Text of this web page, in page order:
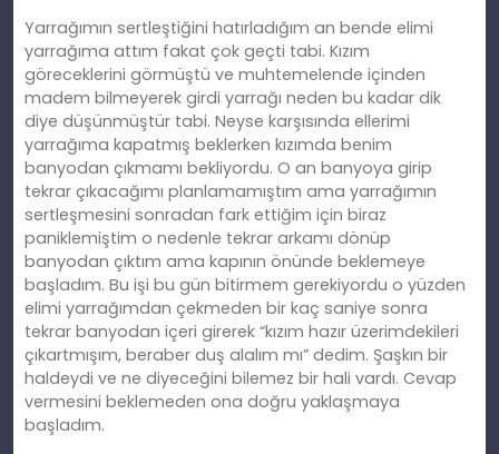
Yarrağımın sertleştiğini hatırladığım an bende elimi
yarrağıma attım fakat çok geçti tabi. Kızım
göreceklerini görmüştü ve muhtemelende içinden
madem bilmeyerek girdi yarrağı neden bu kadar dik
diye düşünmüştür tabi. Neyse karşısında ellerimi
yarrağıma kapatmış beklerken kızımda benim
banyodan çıkmamı bekliyordu. O an banyoya girip
tekrar çıkacağımı planlamamıştım ama yarrağımın
sertleşmesini sonradan fark ettiğim için biraz
paniklemiştim o nedenle tekrar arkamı dönüp
banyodan çıktım ama kapının önünde beklemeye
başladım. Bu işi bu gün bitirmem gerekiyordu o yüzden
elimi yarrağımdan çekmeden bir kaç saniye sonra
tekrar banyodan içeri girerek “kızım hazır üzerimdekileri
çıkartmışım, beraber duş alalım mı” dedim. Şaşkın bir
haldeydi ve ne diyeceğini bilemez bir hali vardı. Cevap
vermesini beklemeden ona doğru yaklaşmaya
başladım.